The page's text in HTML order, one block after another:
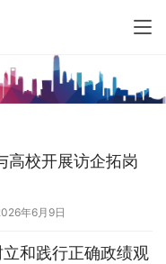
高校开展访企拓岗
年6月9日
和践行正确政绩观